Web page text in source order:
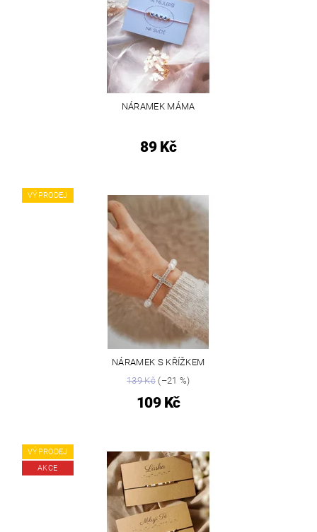
NÁRAMEK MÁMA
89 Kč
VÝPRODEJ
NÁRAMEK S KŘÍŽKEM
139 Kč(–21 %)
109 Kč
VÝPRODEJ
AKCE